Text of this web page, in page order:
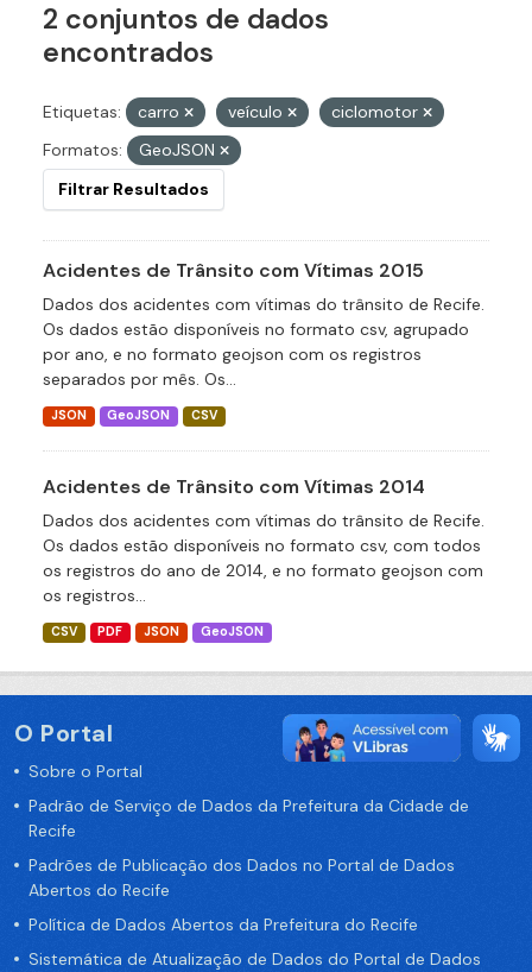
2 conjuntos de dados
encontrados
Etiquetas: carro veículo
ciclomotor
Formatos:
GeoJSON
Filtrar Resultados
Acidentes de Trânsito com Vítimas 2015
Dados dos acidentes com vítimas do trânsito de Recife.
Os dados estão disponíveis no formato csv, agrupado
por ano, e no formato geojson com os registros
separados por mês. Os...
JSON GeoJSON CSV
Acidentes de Trânsito com Vítimas 2014
Dados dos acidentes com vítimas do trânsito de Recife.
Os dados estão disponíveis no formato csv, com todos
os registros do ano de 2014, e no formato geojson com
os registros...
CSV PDF JSON GeoJSON
O Portal
Sobre o Portal
Padrão de Serviço de Dados da Prefeitura da Cidade de
Recife
Padrões de Publicação dos Dados no Portal de Dados
Abertos do Recife
Política de Dados Abertos da Prefeitura do Recife
Sistemática de Atualização de Dados do Portal de Dados